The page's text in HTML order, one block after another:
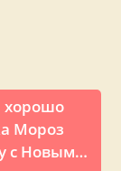
хорошо
Мороз
с Новым